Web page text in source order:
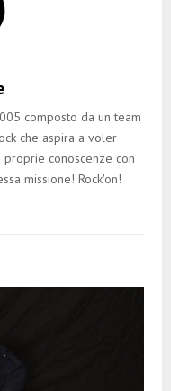
composto da un team
che aspira a voler
conoscenze con
missione! Rock'on!